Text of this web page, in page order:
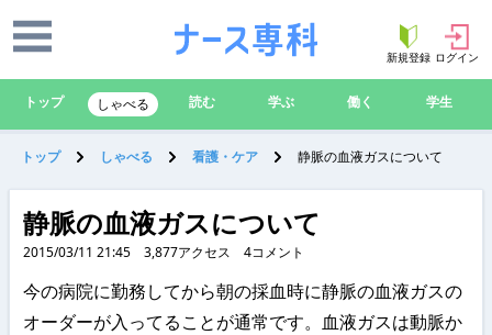
新規登録 ログイン
トップ しゃべる 読む 学ぶ 働く 学生
トップ しゃべる 看護・ケア 静脈の血液ガスについて
静脈の血液ガスについて
2015/03/11 21:45 3,877アクセス 4コメント
今の病院に勤務してから朝の採血時に静脈の血液ガスの
オーダーが入ってることが通常です。血液ガスは動脈か